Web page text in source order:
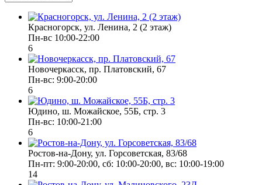
Красногорск, ул. Ленина, 2 (2 этаж)
Пн-вс 10:00-22:00
6
Новочеркасск, пр. Платовский, 67
Пн-вс: 9:00-20:00
6
Юдино, ш. Можайское, 55Б, стр. 3
Пн-вс: 10:00-21:00
6
Ростов-на-Дону, ул. Горсоветская, 83/68
Пн-пт: 9:00-20:00, сб: 10:00-20:00, вс: 10:00-19:00
14